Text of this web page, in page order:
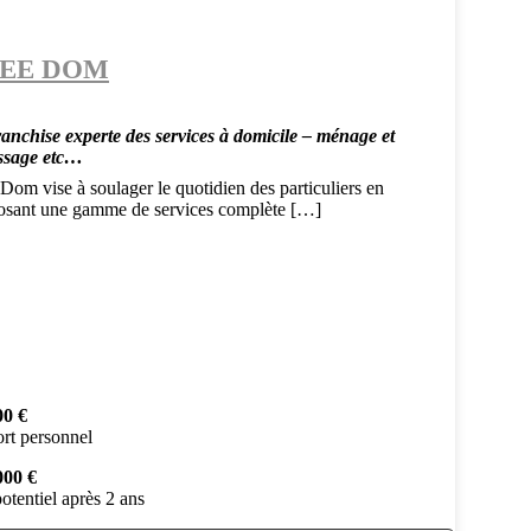
DOM
experte des services à domicile – ménage et
etc…
vise à soulager le quotidien des particuliers en
une gamme de services complète […]
€
personnel
€
après 2 ans